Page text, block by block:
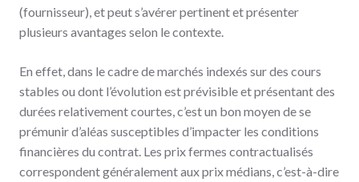
(fournisseur), et peut s’avérer pertinent et présenter
plusieurs avantages selon le contexte.
En effet, dans le cadre de marchés indexés sur des cours
stables ou dont l’évolution est prévisible et présentant des
durées relativement courtes, c’est un bon moyen de se
prémunir d’aléas susceptibles d’impacter les conditions
financières du contrat. Les prix fermes contractualisés
correspondent généralement aux prix médians, c’est-à-dire